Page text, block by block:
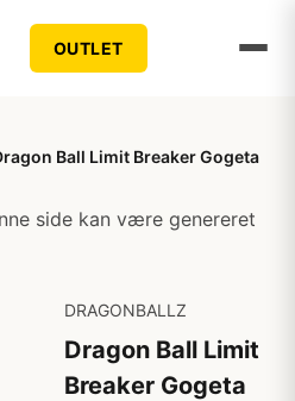
OUTLET
Ball Limit Breaker Gogeta
side kan være genereret
DRAGONBALLZ
Dragon Ball Limit
Breaker Gogeta